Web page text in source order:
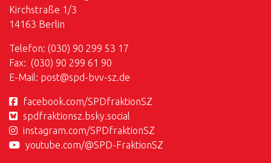
Kirchstraße 1/3
14163 Berlin
Telefon: (030) 90 299 53 17
Fax: (030) 90 299 61 90
E-Mail: post@spd-bvv-sz.de
facebook.com/SPDfraktionSZ
spdfraktionsz.bsky.social
instagram.com/SPDfraktionSZ
youtube.com/@SPD-FraktionSZ